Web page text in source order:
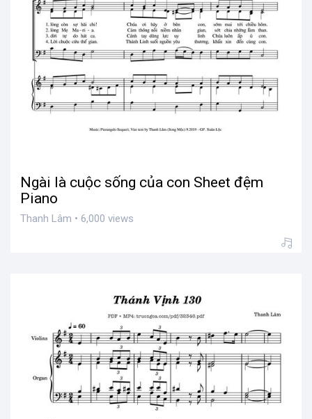
Ngài là cuộc sống của con Sheet đệm
Piano
Thanh Lâm • 6,000 views